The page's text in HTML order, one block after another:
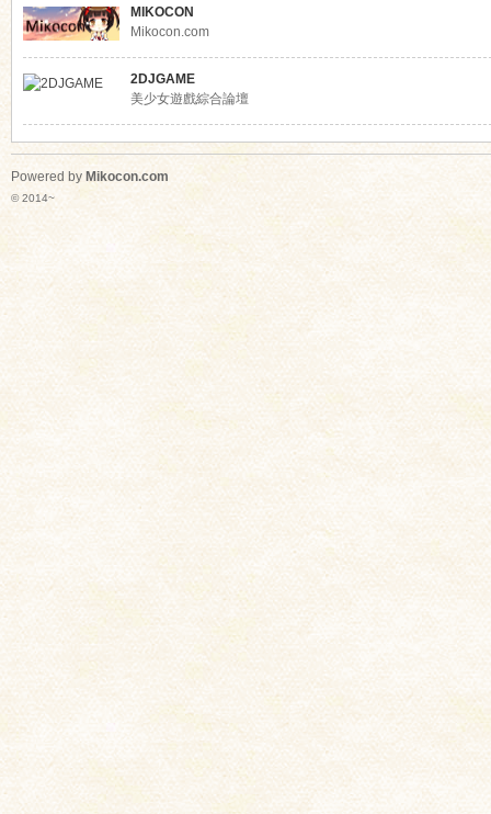
MIKOCON
Mikocon.com
2DJGAME
美少女遊戲綜合論壇
Powered by Mikocon.com
© 2014~